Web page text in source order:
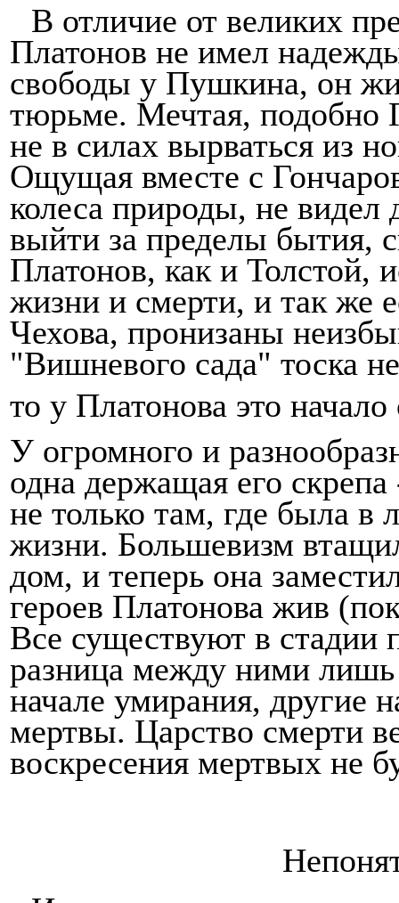
В отличие от великих
Платонов не имел
свободы у Пушкина, он
тюрь­ме. Мечтая, подобно
не в силах вырваться из
Ощущая вместе с
колеса приро­ды, не видел
выйти за пределы бытия,
Платонов, как и Толстой,
жизни и смерти, и так же
Чехова, пронизаны
"Вишневого сада" тоска
то у Платонова это
У огромного и
одна держащая его
не только там, где была в
жизни. Большевизм
дом, и теперь она
героев Платонова жив
Все существуют в стадии
разница между ними лишь
начале умирания, другие
мертвы. Царст­во смерти
воскресения мертвых не